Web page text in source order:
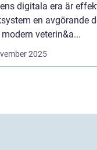
digitala era är
en avgörande
veterin&a...
2025